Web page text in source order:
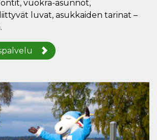
vuokra-asunnot,
luvat, asukkaiden tarinat –